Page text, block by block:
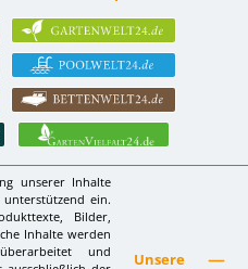
unserer Inhalte
ein.
Bilder,
Inhalte werden
und
Unsere